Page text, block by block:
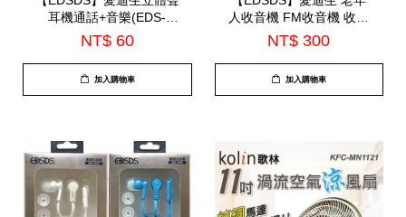
耳機通話+音樂(EDS-
C516)
NT$ 60
加入購物車
人收音機 FM收音機 收音
機外接麥風(EDS-C474)
NT$ 300
加入購物車